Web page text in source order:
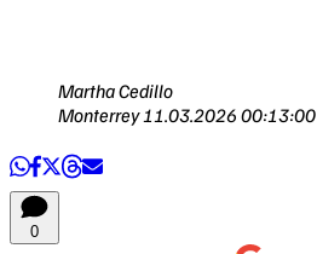
Martha Cedillo
Monterrey11.03.2026 00:13:00
0